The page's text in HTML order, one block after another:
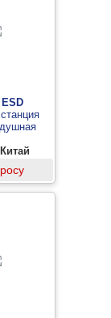
ESD